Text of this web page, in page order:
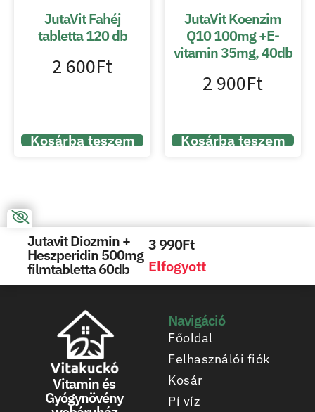
JutaVit Fahéj
tabletta 120 db
2 600Ft
Kosárba teszem
JutaVit Koenzim
Q10 100mg +E-
vitamin 35mg, 40db
2 900Ft
Kosárba teszem
Jutavit Diozmin +
Heszperidin 500mg
filmtabletta 60db
3 990Ft
Elfogyott
Vitamin és
Gyógynövény
Navigáció
Főoldal
Felhasználói fiók
Kosár
Pí víz